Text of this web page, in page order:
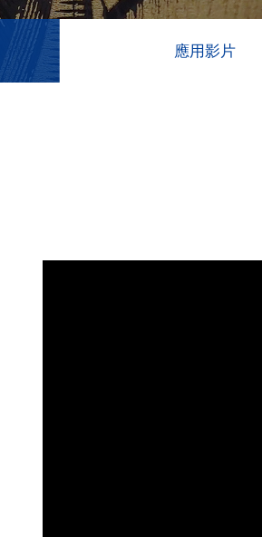
陳列展示
最新
參展訊
聯繫我們
應用影片